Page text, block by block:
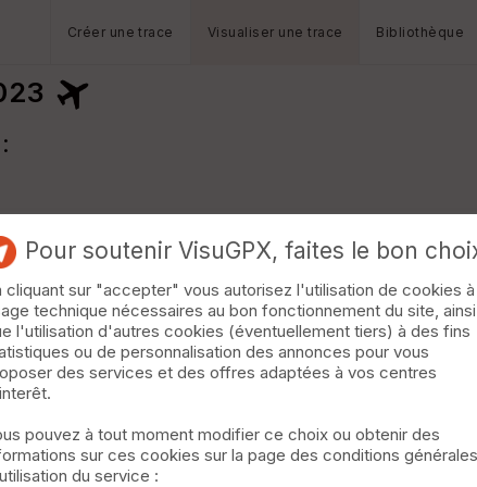
Créer une trace Visualiser une trace Bibliothèque
Pour soutenir VisuGPX, faites le bon
cliquant sur "accepter" vous autorisez l'utilisation de cookies à
technique nécessaires au bon fonctionnement du site, ainsi
l'utilisation d'autres cookies (éventuellement tiers) à des fins
ou de personnalisation des annonces pour vous
des services et des offres adaptées à vos centres
pouvez à tout moment modifier ce choix ou obtenir des
sur ces cookies sur la page des conditions générales
du service :